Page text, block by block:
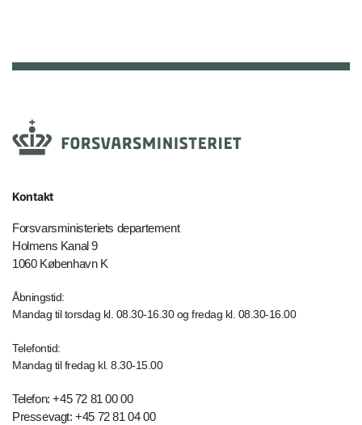
Kontakt
Forsvarsministeriets departement
Holmens Kanal 9
1060 København K
Åbningstid:
Mandag til torsdag kl. 08.30-16.30 og fredag kl. 08.30-16.00
Telefontid:
Mandag til fredag kl. 8.30-15.00
Telefon: +45 72 81 00 00
Pressevagt: +45 72 81 04 00